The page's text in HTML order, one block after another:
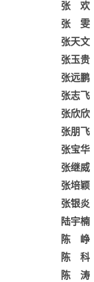
张 欢
张 雯
张天文
张玉贵
张远鹏
张志飞
张欣欣
张朋飞
张宝华
张继威
张培颖
张银炎
陆宇楠
陈 峥
陈 科
陈 涛